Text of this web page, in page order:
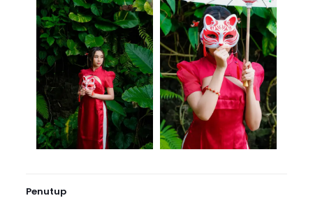
Penutup